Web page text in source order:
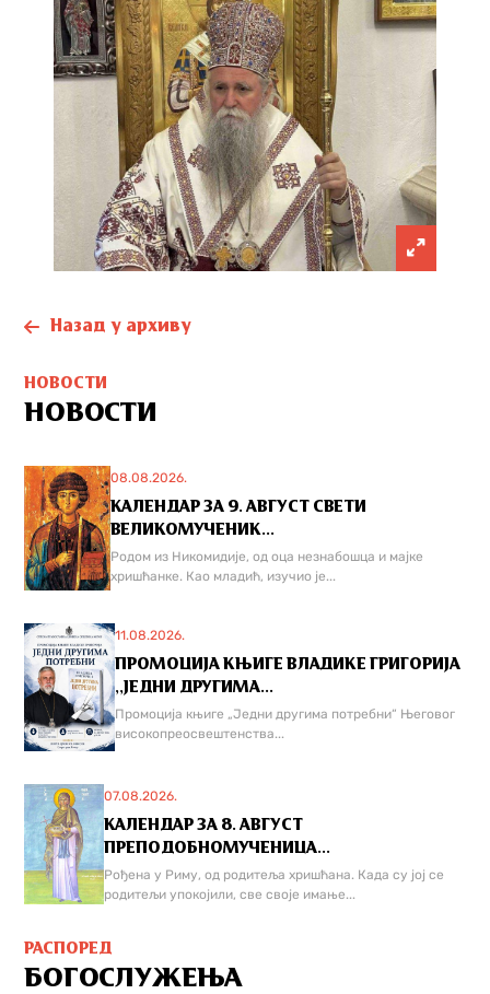
Назад у архиву
НОВОСТИ
НОВОСТИ
08.08.2026.
КАЛЕНДАР ЗА 9. АВГУСТ СВЕТИ
ВЕЛИКОМУЧЕНИК...
Родом из Никомидије, од оца незнабошца и мајке
хришћанке. Као младић, изучио је...
11.08.2026.
ПРОМОЦИЈА КЊИГЕ ВЛАДИКЕ ГРИГОРИЈА
,,ЈЕДНИ ДРУГИМА...
Промоција књиге „Једни другима потребни“ Његовог
високопреосвештенства...
07.08.2026.
КАЛЕНДАР ЗА 8. АВГУСТ
ПРЕПОДОБНОМУЧЕНИЦА...
Рођена у Риму, од родитеља хришћана. Када су јој се
родитељи упокојили, све своје имање...
РАСПОРЕД
БОГОСЛУЖЕЊА